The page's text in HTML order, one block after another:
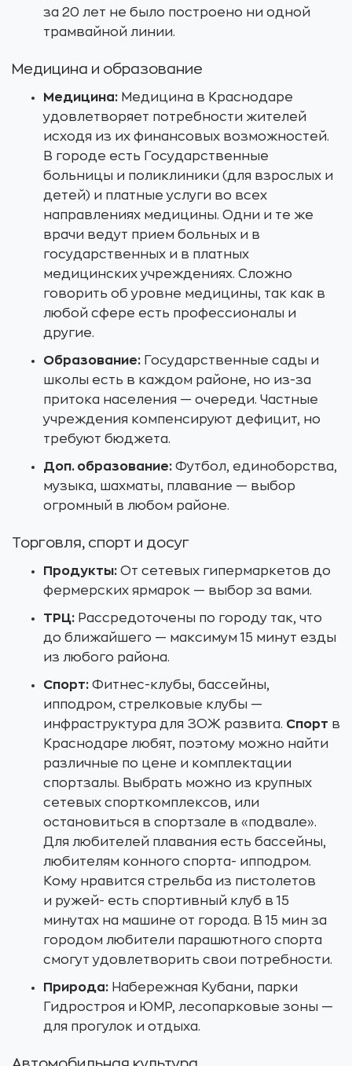
за 20 лет не было построено ни одной
трамвайной линии.
Медицина и образование
Медицина: Медицина в Краснодаре
удовлетворяет потребности жителей
исходя из их финансовых возможностей.
В городе есть Государственные
больницы и поликлиники (для взрослых и
детей) и платные услуги во всех
направлениях медицины. Одни и те же
врачи ведут прием больных и в
государственных и в платных
медицинских учреждениях. Сложно
говорить об уровне медицины, так как в
любой сфере есть профессионалы и
другие.
Образование: Государственные сады и
школы есть в каждом районе, но из-за
притока населения — очереди. Частные
учреждения компенсируют дефицит, но
требуют бюджета.
Доп. образование: Футбол, единоборства,
музыка, шахматы, плавание — выбор
огромный в любом районе.
Торговля, спорт и досуг
Продукты: От сетевых гипермаркетов до
фермерских ярмарок — выбор за вами.
ТРЦ: Рассредоточены по городу так, что
до ближайшего — максимум 15 минут езды
из любого района.
Спорт: Фитнес-клубы, бассейны,
ипподром, стрелковые клубы —
инфраструктура для ЗОЖ развита. Спорт в
Краснодаре любят, поэтому можно найти
различные по цене и комплектации
спортзалы. Выбрать можно из крупных
сетевых спорткомплексов, или
остановиться в спортзале в «подвале».
Для любителей плавания есть бассейны,
любителям конного спорта- ипподром.
Кому нравится стрельба из пистолетов
и ружей- есть спортивный клуб в 15
минутах на машине от города. В 15 мин за
городом любители парашютного спорта
смогут удовлетворить свои потребности.
Природа: Набережная Кубани, парки
Гидростроя и ЮМР, лесопарковые зоны —
для прогулок и отдыха.